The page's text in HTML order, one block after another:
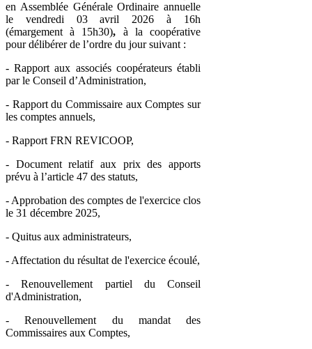
en Assemblée Générale Ordinaire annuelle
le vendredi 03 avril 2026 à 16h
(émargement à 15h30), à la coopérative
pour délibérer de l’ordre du jour suivant :
- Rapport aux associés coopérateurs établi
par le Conseil d’Administration,
- Rapport du Commissaire aux Comptes sur
les comptes annuels,
- Rapport FRN REVICOOP,
- Document relatif aux prix des apports
prévu à l’article 47 des statuts,
- Approbation des comptes de l'exercice clos
le 31 décembre 2025,
- Quitus aux administrateurs,
- Affectation du résultat de l'exercice écoulé,
- Renouvellement partiel du Conseil
d'Administration,
- Renouvellement du mandat des
Commissaires aux Comptes,